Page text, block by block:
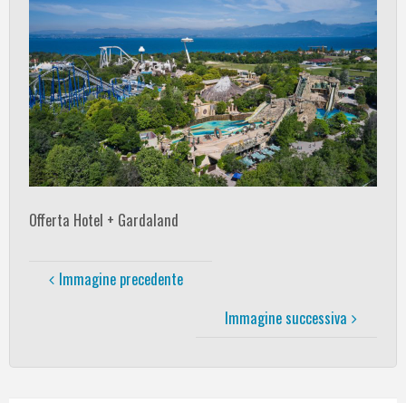
Offerta Hotel + Gardaland
Immagine precedente
Immagine successiva